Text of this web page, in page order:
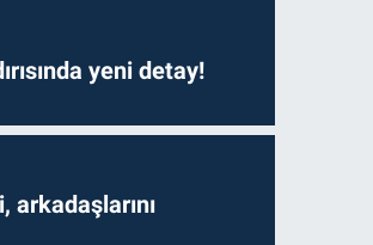
yeni detay!